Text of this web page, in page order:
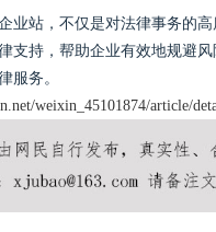
业站，不仅是对法律事务的
支持，帮助企业有效地规避
服务。
weixin_45101874/article/